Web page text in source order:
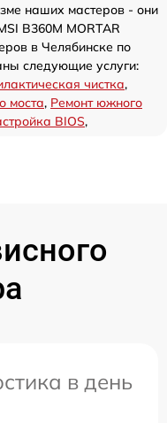
наших мастеров - они
B360M MORTAR
в Челябинске по
следующие услуги:
чистка,
моста, Ремонт южного
BIOS,
в день